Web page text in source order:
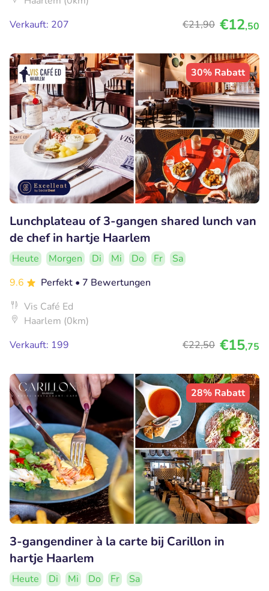
Verkauft: 207
€21,90 €12,50
30% Rabatt
Lunchplateau of 3-gangen shared lunch van
de chef in hartje Haarlem
Heute Morgen Di Mi Do Fr
Sa
9.6
Perfekt • 7 Bewertungen
Vis Café Ed
Haarlem (0km)
Verkauft: 199
€22,50 €15,75
28% Rabatt
3-gangendiner à la carte bij Carillon in
hartje Haarlem
Heute Di Mi Do Fr Sa